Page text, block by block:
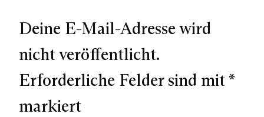
Deine E-Mail-Adresse wird
nicht veröffentlicht.
Erforderliche Felder sind mit *
markiert